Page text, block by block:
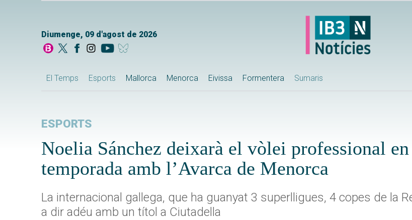
Diumenge, 09 d'agost de 2026
El Temps Esports Mallorca Menorca Eivissa Formentera Sumaris
ESPORTS
Noelia Sánchez deixarà el vòlei professional en
temporada amb l’Avarca de Menorca
La internacional gallega, que ha guanyat 3 superlligues, 4 copes de la
a dir adéu amb un títol a Ciutadella